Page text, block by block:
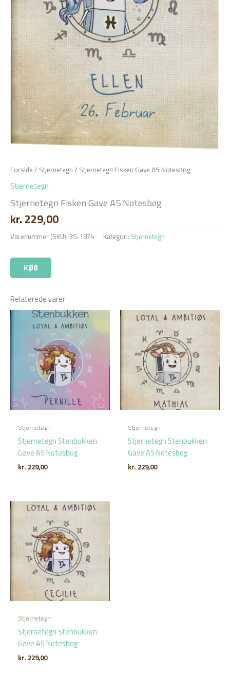
Forside / Stjernetegn / Stjernetegn Fisken Gave A5 Notesbog
Stjernetegn
Stjernetegn Fisken Gave A5 Notesbog
kr. 229,00
Varenummer (SKU): 35-1874 Kategori: Stjernetegn
KØB
Relaterede varer
Stjernetegn
Stjernetegn Stenbukken
Gave A5 Notesbog
kr. 229,00
Stjernetegn
Stjernetegn Stenbukken
Gave A5 Notesbog
kr. 229,00
Stjernetegn
Stjernetegn Stenbukken
Gave A5 Notesbog
kr. 229,00